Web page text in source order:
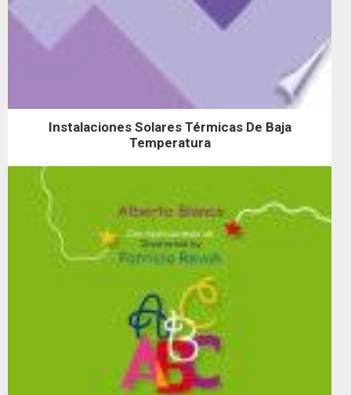
Instalaciones Solares Térmicas De Baja
Temperatura